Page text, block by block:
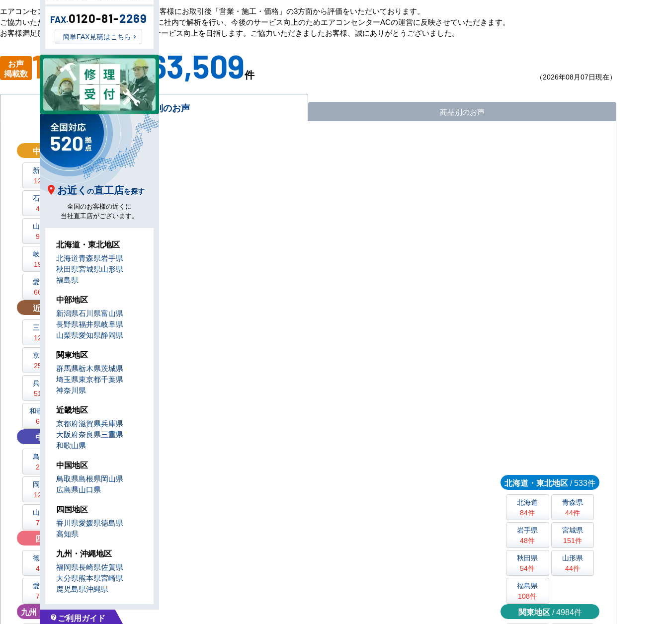
エアコンセンターACをご利用いただきましたお客様にお取引後「営業・施工・価格」の3方面から評価をいただいております。
ご協力いただいたアンケート評価・ご意見を元に社内で解析を行い、今後のサービス向上のためエアコンセンターACの運営に反映させていただきます。
お客様満足度100％の評価をいただけるよう、サービス向上を目指します。ご協力いただきましたお客様、誠にありがとうございました。
お声
掲載数 11,091件
全国
工事数 63,509件 （2026年08月07日現在）
都道府県別のお声 商品別のお声
北海道・東北地区/ 533件
北海道
84件
青森県
44件
岩手県
48件
宮城県
151件
秋田県
54件
山形県
44件
福島県
108件
関東地区/ 4984件
中部地区/ 1685件
新潟県
126件
富山県
61件
石川県
49件
福井県
59件
山梨県
91件
長野県
岐阜県
191件
静岡県
300件
愛知県
664件
近畿地区/ 2183件
三重県
123件
滋賀県
107件
京都府
254件
大阪府
1017件
兵庫県
513件
奈良県
108件
和歌山県
61件
中国地区/ 449件
鳥取県
26件
36件
岡山県
125件
広島県
187件
山口県
75件
四国地区/ 225件
徳島県
48件
香川県
75件
愛媛県
74件
高知県
28件
九州・沖縄地区/ 1018件
FAX.0120-81-2269
簡単FAX見積はこちら
お近く の直工店を探す
全国のお客様の近くに
当社直工店がございます。
北海道・東北地区
北海道青森県岩手県
秋田県宮城県山形県
福島県
中部地区
新潟県石川県富山県
長野県福井県岐阜県
山梨県愛知県静岡県
関東地区
群馬県栃木県茨城県
埼玉県東京都千葉県
神奈川県
近畿地区
京都府滋賀県兵庫県
大阪府奈良県三重県
和歌山県
中国地区
鳥取県島根県岡山県
広島県山口県
四国地区
香川県愛媛県徳島県
高知県
九州・沖縄地区
福岡県長崎県佐賀県
大分県熊本県宮崎県
鹿児島県沖縄県
contact_support ご利用ガイド